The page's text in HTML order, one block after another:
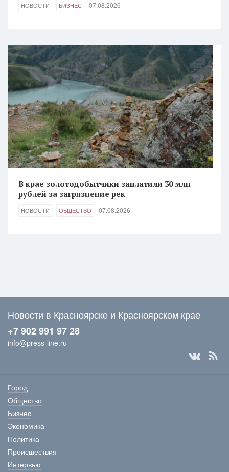
НОВОСТИ БИЗНЕС 07.08.2026
В крае золотодобытчики заплатили 30 млн
рублей за загрязнение рек
НОВОСТИ ОБЩЕСТВО 07.08.2026
Новости в Красноярске и Красноярском крае
+7 902 991 97 28
info@press-line.ru
Город
Общество
Бизнес
Экономика
Политика
Происшествия
Интервью